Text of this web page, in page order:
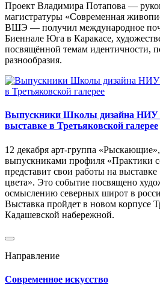
Проект Владимира Потапова —
магистратуры «Современная
ВШЭ — получил международное
Биеннале Юга в Каракасе,
посвящённой темам идентичности,
разнообразия.
Выпускники Школы дизайна
выставке в Третьяковской галерее
12 декабря арт-группа
выпускниками профиля «Практики
представит свои работы на
цвета». Это событие посвящено
осмыслению северных широт в
Выставка пройдет в новом корпусе
Кадашевской набережной.
Направление
Современное искусство